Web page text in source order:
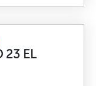
23 EL